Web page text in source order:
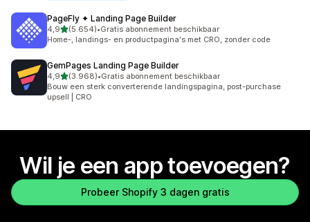
PageFly ✦ Landing Page Builder
4,9van 5 sterren
(5.654)
5654 recensies in totaal
•Gratis abonnement beschikbaar
Home-, landings- en productpagina's met CRO, zonder code
GemPages Landing Page Builder
4,9van 5 sterren
(3.968)
3968 recensies in totaal
•Gratis abonnement beschikbaar
Bouw een sterk converterende landingspagina, post-purchase
upsell | CRO
Wil je een app toevoegen?
Probeer Shopify 3 dagen gratis